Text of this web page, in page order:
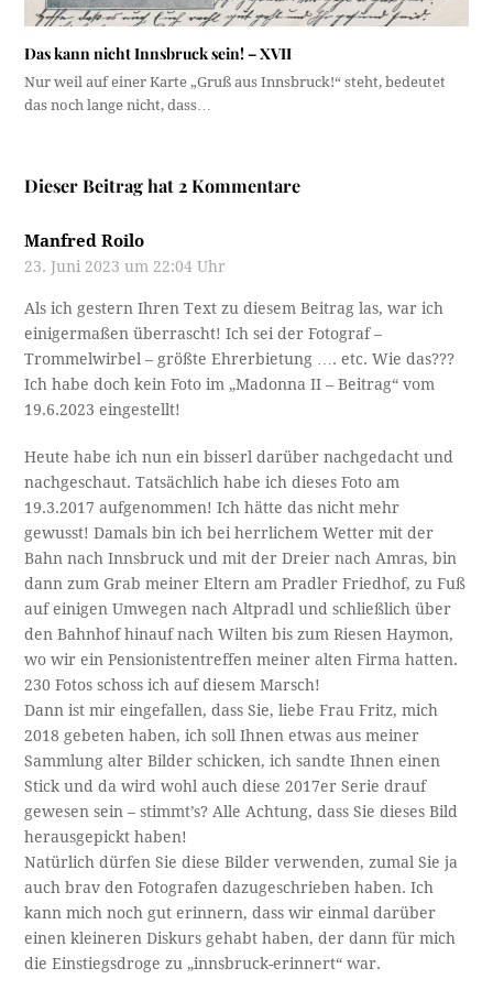
Das kann nicht Innsbruck sein! – XVII
Nur weil auf einer Karte „Gruß aus Innsbruck!“ steht, bedeutet
das noch lange nicht, dass…
Dieser Beitrag hat 2 Kommentare
Manfred Roilo
23. Juni 2023 um 22:04 Uhr
Als ich gestern Ihren Text zu diesem Beitrag las, war ich
einigermaßen überrascht! Ich sei der Fotograf –
Trommelwirbel – größte Ehrerbietung …. etc. Wie das???
Ich habe doch kein Foto im „Madonna II – Beitrag“ vom
19.6.2023 eingestellt!
Heute habe ich nun ein bisserl darüber nachgedacht und
nachgeschaut. Tatsächlich habe ich dieses Foto am
19.3.2017 aufgenommen! Ich hätte das nicht mehr
gewusst! Damals bin ich bei herrlichem Wetter mit der
Bahn nach Innsbruck und mit der Dreier nach Amras, bin
dann zum Grab meiner Eltern am Pradler Friedhof, zu Fuß
auf einigen Umwegen nach Altpradl und schließlich über
den Bahnhof hinauf nach Wilten bis zum Riesen Haymon,
wo wir ein Pensionistentreffen meiner alten Firma hatten.
230 Fotos schoss ich auf diesem Marsch!
Dann ist mir eingefallen, dass Sie, liebe Frau Fritz, mich
2018 gebeten haben, ich soll Ihnen etwas aus meiner
Sammlung alter Bilder schicken, ich sandte Ihnen einen
Stick und da wird wohl auch diese 2017er Serie drauf
gewesen sein – stimmt’s? Alle Achtung, dass Sie dieses Bild
herausgepickt haben!
Natürlich dürfen Sie diese Bilder verwenden, zumal Sie ja
auch brav den Fotografen dazugeschrieben haben. Ich
kann mich noch gut erinnern, dass wir einmal darüber
einen kleineren Diskurs gehabt haben, der dann für mich
die Einstiegsdroge zu „innsbruck-erinnert“ war.